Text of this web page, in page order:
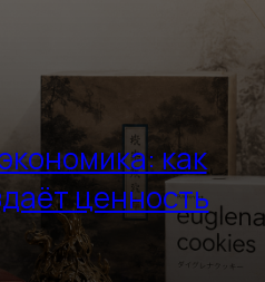
как
ценность